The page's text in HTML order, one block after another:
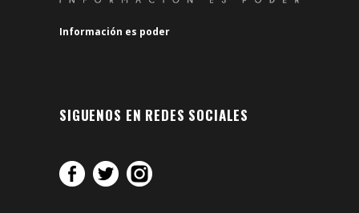
Información es poder
SIGUENOS EN REDES SOCIALES